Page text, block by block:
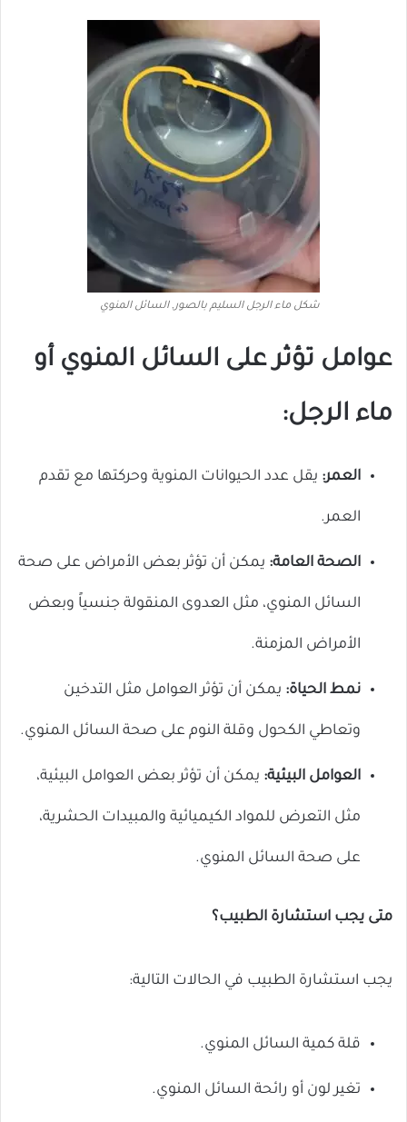
شكل ماء الرجل السليم بالصور, السائل المنوي
عوامل تؤثر على السائل المنوي أو
ماء الرجل:
العمر: يقل عدد الحيوانات المنوية وحركتها مع تقدم
العمر.
الصحة العامة: يمكن أن تؤثر بعض الأمراض على صحة
السائل المنوي، مثل العدوى المنقولة جنسياً وبعض
الأمراض المزمنة.
نمط الحياة: يمكن أن تؤثر العوامل مثل التدخين
وتعاطي الكحول وقلة النوم على صحة السائل المنوي.
العوامل البيئية: يمكن أن تؤثر بعض العوامل البيئية،
مثل التعرض للمواد الكيميائية والمبيدات الحشرية،
على صحة السائل المنوي.
متى يجب استشارة الطبيب؟
يجب استشارة الطبيب في الحالات التالية:
قلة كمية السائل المنوي.
تغير لون أو رائحة السائل المنوي.